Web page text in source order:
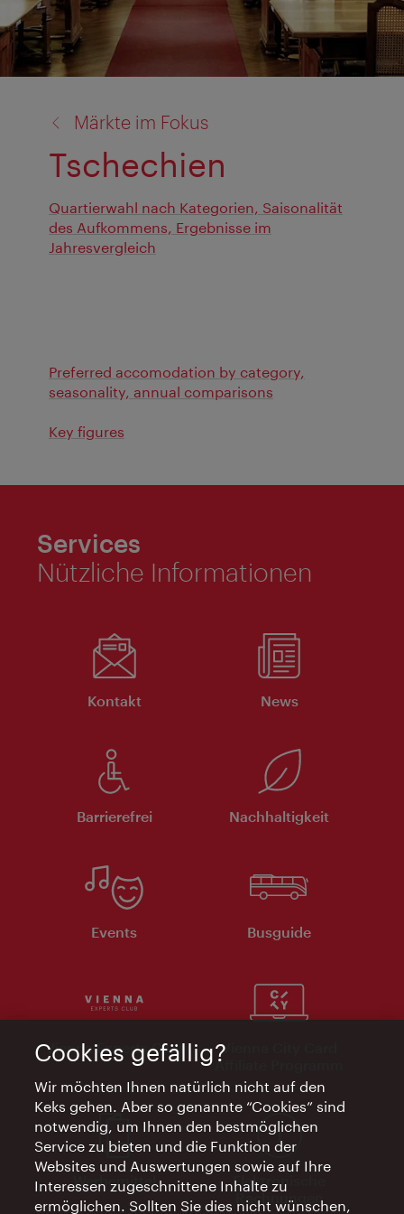
Märkte im Fokus
Tschechien
Quartierwahl nach Kategorien, Saisonalität
des Aufkommens, Ergebnisse im
Jahresvergleich
Preferred accomodation by category,
seasonality, annual comparisons
Key figures
Services
Nützliche Informationen
Kontakt News
Barrierefrei Nachhaltigkeit
Events Busguide
Vienna Experts Club
Vienna City Card
Affiliate Programm
Werbemittel
Elektronische
Rechnungen
Cookies gefällig?
Wir möchten Ihnen natürlich nicht auf den
Keks gehen. Aber so genannte “Cookies” sind
notwendig, um Ihnen den bestmöglichen
Service zu bieten und die Funktion der
Websites und Auswertungen sowie auf Ihre
Interessen zugeschnittene Inhalte zu
ermöglichen. Sollten Sie dies nicht wünschen,